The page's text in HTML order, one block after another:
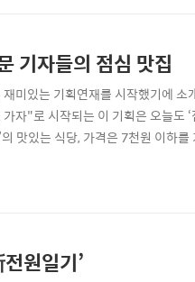
기자들의 점심 맛집
미있는 기획연재를 시작했기에
자"로 시작되는 이 기획은 오늘도
맛있는 식당, 가격은 7천원 이하
어디일까요. 아무래도 경남신문
원일기’